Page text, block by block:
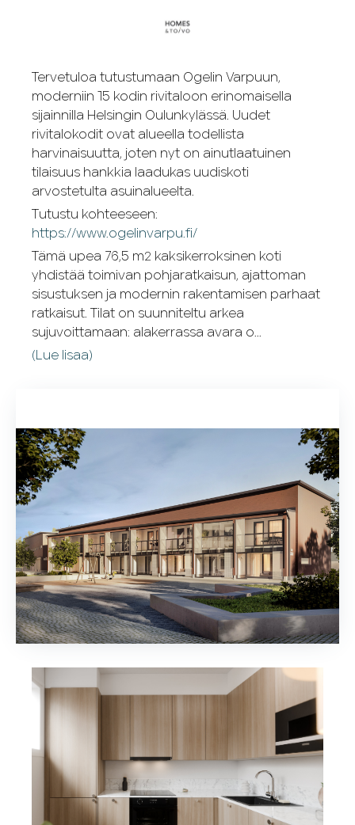
Tervetuloa tutustumaan Ogelin Varpuun,
moderniin 15 kodin rivitaloon erinomaisella
sijainnilla Helsingin Oulunkylässä. Uudet
rivitalokodit ovat alueella todellista
harvinaisuutta, joten nyt on ainutlaatuinen
tilaisuus hankkia laadukas uudiskoti
arvostetulta asuinalueelta.
Tutustu kohteeseen:
https://www.ogelinvarpu.fi/
Tämä upea 76,5 m² kaksikerroksinen koti
yhdistää toimivan pohjaratkaisun, ajattoman
sisustuksen ja modernin rakentamisen parhaat
ratkaisut. Tilat on suunniteltu arkea
sujuvoittamaan: alakerrassa avara o...
(Lue lisaa)